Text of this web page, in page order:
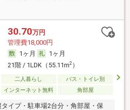
30.70万円
管理費18,000円
1ヶ月
1ヶ月
21階 / 1LDK（55.11m2）
二人暮らし
バス・トイレ別
インターネット無料 角部屋
イプ・駐車場2台分・角部屋・保